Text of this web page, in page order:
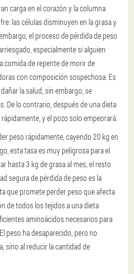
carga en el corazón y la columna
las células disminuyen en la grasa y
el proceso de pérdida de peso
especialmente si alguien
comida de repente de morir de
con composición sospechosa. Es
la salud, sin embargo, se
De lo contrario, después de una dieta
y el pozo solo empeorará.
peso rápidamente, cayendo 20 kg en
esta tasa es muy peligrosa para el
hasta 3 kg de grasa al mes, el resto
segura de pérdida de peso es la
que promete perder peso que afecta
de todos los tejidos a una dieta
aminoácidos necesarios para
peso ha desaparecido, pero no
sino al reducir la cantidad de